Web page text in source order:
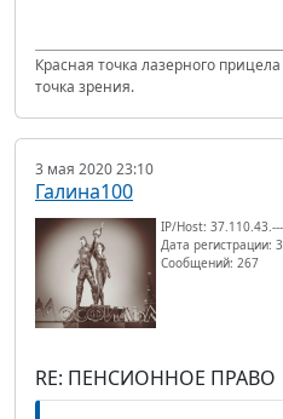
Красная точка лазерного
точка зрения.
3 мая 2020 23:10
Галина100
IP/Host: 37.110.43.---
Дата регистрации:
Сообщений: 267
RE: ПЕНСИОННОЕ ПРАВО